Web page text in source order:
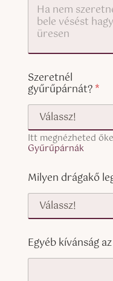
Szeretnél
gyűrűpárnát?*
Itt megnézheted
Gyűrűpárnák
Milyen drágakő
Egyéb kívánság